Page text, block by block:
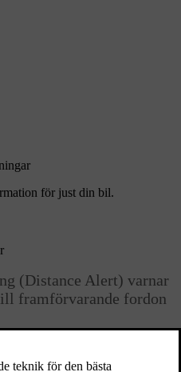
för just din bil.
(Distance Alert) varnar
framförvarande fordon
radarsensor som